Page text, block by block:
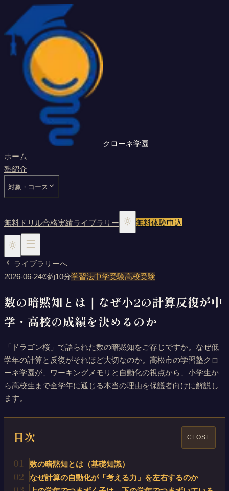
クローネ学園
ホーム
塾紹介
対象・コース
無料ドリル合格実績ライブラリー 無料体験申込
小学生（中学受験） 中学生 高校生時間割
ライブラリーへ
2026-06-24
約10分学習法中学受験高校受験
数の暗黙知とは｜なぜ小2の計算反復が中
学・高校の成績を決めるのか
「ドラゴン桜」で語られた数の暗黙知をご存じですか。なぜ低
学年の計算と反復がそれほど大切なのか。高松市の学習塾クロ
ーネ学園が、ワーキングメモリと自動化の視点から、小学生か
ら高校生まで全学年に通じる本当の理由を保護者向けに解説し
ます。
目次 CLOSE
01 数の暗黙知とは（基礎知識）
02 なぜ計算の自動化が「考える力」を左右するのか